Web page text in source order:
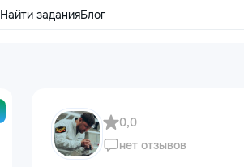
Найти заданияБлог
0,0
нет отзывов